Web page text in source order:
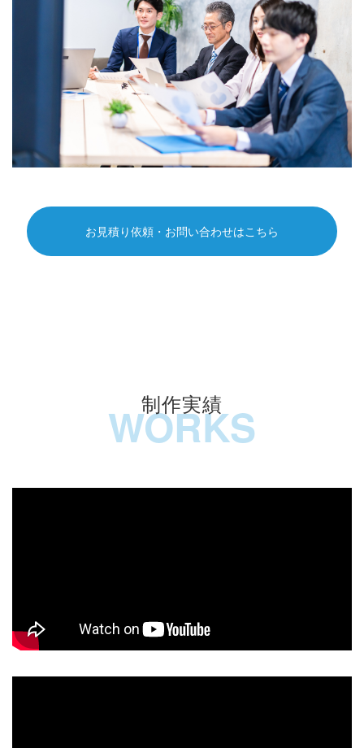
お見積り依頼・お問い合わせはこちら
制作実績
WORKS